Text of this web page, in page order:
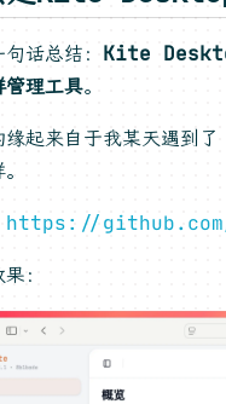
话总结： Kite
管理工具。
缘起来自于我某天遇到
https://
：